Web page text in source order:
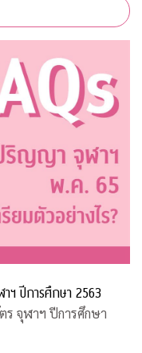
ฯ ปีการศึกษา 2563
จุฬาฯ ปีการศึกษา